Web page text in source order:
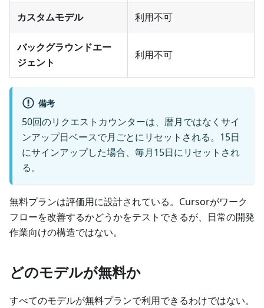
カスタムモデル 利用不可
バックグラウンドエー
ジェント
利用不可
備考
50回のリクエストカウンターは、暦月ではなくサイ
ンアップ日ベースで月ごとにリセットされる。15日
にサインアップした場合、毎月15日にリセットされ
る。
無料プランは評価用に設計されている。Cursorがワーク
フローを改善するかどうかをテストできるが、日常の開発
作業向けの構造ではない。
どのモデルが無料か
すべてのモデルが無料プランで利用できるわけではない。